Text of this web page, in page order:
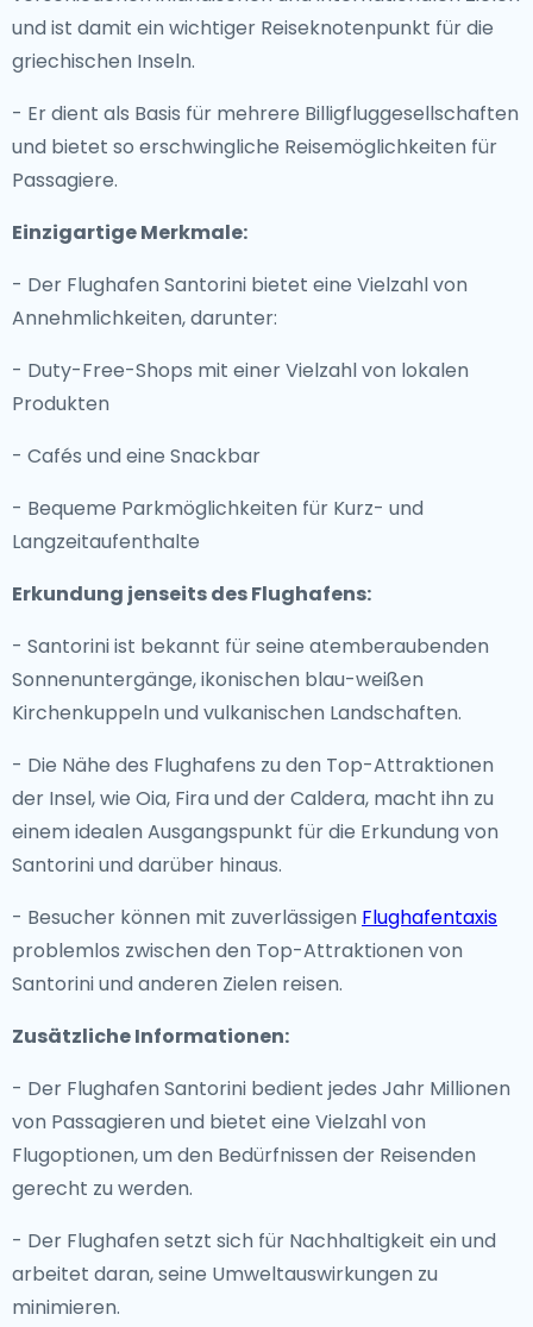
und ist damit ein wichtiger Reiseknotenpunkt für die
griechischen Inseln.
- Er dient als Basis für mehrere Billigfluggesellschaften
und bietet so erschwingliche Reisemöglichkeiten für
Passagiere.
Einzigartige Merkmale:
- Der Flughafen Santorini bietet eine Vielzahl von
Annehmlichkeiten, darunter:
- Duty-Free-Shops mit einer Vielzahl von lokalen
Produkten
- Cafés und eine Snackbar
- Bequeme Parkmöglichkeiten für Kurz- und
Langzeitaufenthalte
Erkundung jenseits des Flughafens:
- Santorini ist bekannt für seine atemberaubenden
Sonnenuntergänge, ikonischen blau-weißen
Kirchenkuppeln und vulkanischen Landschaften.
- Die Nähe des Flughafens zu den Top-Attraktionen
der Insel, wie Oia, Fira und der Caldera, macht ihn zu
einem idealen Ausgangspunkt für die Erkundung von
Santorini und darüber hinaus.
- Besucher können mit zuverlässigen Flughafentaxis
problemlos zwischen den Top-Attraktionen von
Santorini und anderen Zielen reisen.
Zusätzliche Informationen:
- Der Flughafen Santorini bedient jedes Jahr Millionen
von Passagieren und bietet eine Vielzahl von
Flugoptionen, um den Bedürfnissen der Reisenden
gerecht zu werden.
- Der Flughafen setzt sich für Nachhaltigkeit ein und
arbeitet daran, seine Umweltauswirkungen zu
minimieren.